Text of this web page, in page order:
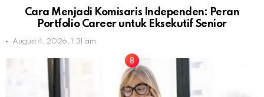
Cara Menjadi Komisaris Independen: Peran
Portfolio Career untuk Eksekutif Senior
August 4, 2026, 1:31 am